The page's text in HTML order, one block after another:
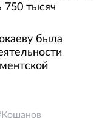
750 тысяч
была
Кошанов